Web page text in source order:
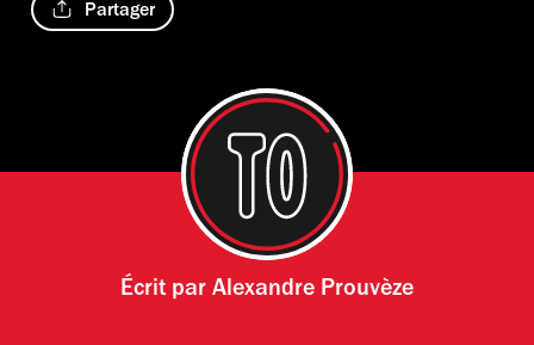
Partager
Écrit par Alexandre Prouvèze